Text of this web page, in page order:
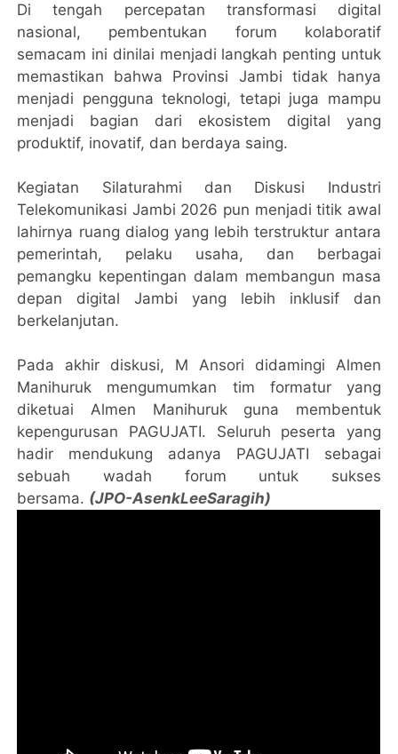
Di tengah percepatan transformasi digital
nasional, pembentukan forum kolaboratif
semacam ini dinilai menjadi langkah penting untuk
memastikan bahwa Provinsi Jambi tidak hanya
menjadi pengguna teknologi, tetapi juga mampu
menjadi bagian dari ekosistem digital yang
produktif, inovatif, dan berdaya saing.
Kegiatan Silaturahmi dan Diskusi Industri
Telekomunikasi Jambi 2026 pun menjadi titik awal
lahirnya ruang dialog yang lebih terstruktur antara
pemerintah, pelaku usaha, dan berbagai
pemangku kepentingan dalam membangun masa
depan digital Jambi yang lebih inklusif dan
berkelanjutan.
Pada akhir diskusi, M Ansori didamingi Almen
Manihuruk mengumumkan tim formatur yang
diketuai Almen Manihuruk guna membentuk
kepengurusan PAGUJATI. Seluruh peserta yang
hadir mendukung adanya PAGUJATI sebagai
sebuah wadah forum untuk sukses
bersama. (JPO-AsenkLeeSaragih)